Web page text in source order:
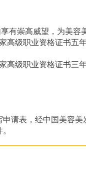
有崇高威望，为美容
高级职业资格证书五
高级职业资格证书三
请表，经中国美容美